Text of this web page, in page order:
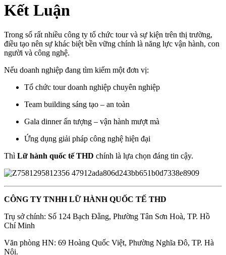
Kết Luận
Trong số rất nhiều công ty tổ chức tour và sự kiện trên thị trường,
điều tạo nên sự khác biệt bền vững chính là năng lực vận hành, con
người và công nghệ.
Nếu doanh nghiệp đang tìm kiếm một đơn vị:
Tổ chức tour doanh nghiệp chuyên nghiệp
Team building sáng tạo – an toàn
Gala dinner ấn tượng – vận hành mượt mà
Ứng dụng giải pháp công nghệ hiện đại
Thì Lữ hành quốc tế THD chính là lựa chọn đáng tin cậy.
CÔNG TY TNHH LỮ HÀNH QUỐC TẾ THD
Trụ sở chính: Số 124 Bạch Đằng, Phường Tân Sơn Hoà, TP. Hồ
Chí Minh
Văn phòng HN: 69 Hoàng Quốc Việt, Phường Nghĩa Đô, TP. Hà
Nội.